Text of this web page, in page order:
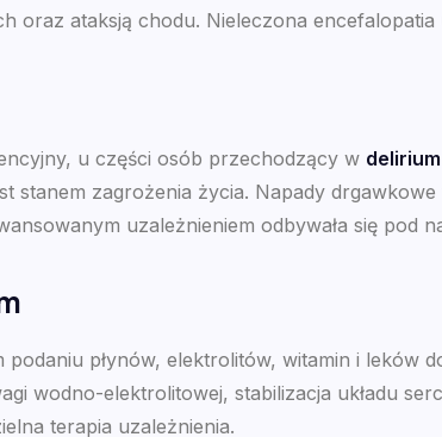
oraz ataksją chodu. Nieleczona
u części osób przechodzący w
stanem zagrożenia życia. Napady
uzależnieniem odbywała się pod
płynów, elektrolitów, witamin i leków
wodno-elektrolitowej, stabilizacja układu
terapia uzależnienia.